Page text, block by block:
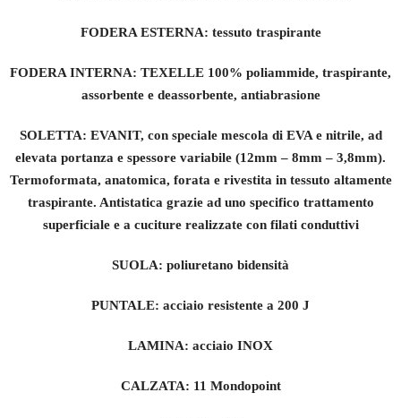
FODERA ESTERNA: tessuto traspirante
FODERA INTERNA: TEXELLE 100% poliammide, traspirante,
assorbente e deassorbente, antiabrasione
SOLETTA: EVANIT, con speciale mescola di EVA e nitrile, ad
elevata portanza e spessore variabile (12mm – 8mm – 3,8mm).
Termoformata, anatomica, forata e rivestita in tessuto altamente
traspirante. Antistatica grazie ad uno specifico trattamento
superficiale e a cuciture realizzate con filati conduttivi
SUOLA: poliuretano bidensità
PUNTALE: acciaio resistente a 200 J
LAMINA: acciaio INOX
CALZATA: 11 Mondopoint